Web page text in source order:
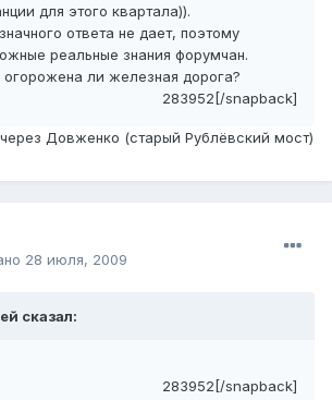
для этого квартала)).
ответа не дает, поэтому
реальные знания форумчан.
ли железная дорога?
283952[/snapback]
Довженко (старый Рублёвский мост)
28 июля, 2009
сказал:
283952[/snapback]